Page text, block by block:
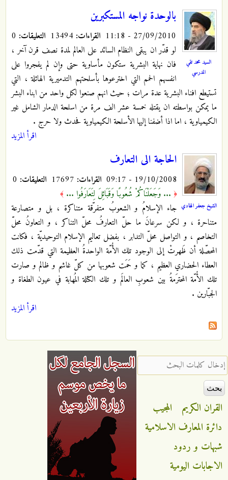
السيد محمد تقي
المدرسي
بالوحدة نواجه المستكبرين
27/09/2010 - 11:18 القراءات: التعليقات:
لو قدّر ان يبقى النظام السائد على العالم لمدة نصف قرن آخر ،
فان نهاية البشرية ستكون مأساوية حتى وإن لم يفجروا على
انفسهم الحمم التي اخترعوها بأسلحتهم التدميرية الهائلة ، التي
تستيطع افناء البشرية عدة مرات ؛ حيث انهم صنعوا لكل واحد من ابناء البشر
ما يمكن بواسطته ان يقتله خمسة عشر الف مرة من اسلحة الدمار الشامل غير
الكيمياوية ، اما اذا أضفنا إليها الأسلحة الكيمياوية فحدث ولا حرج .
اقرأ المزيد
الشيخ جعفر الهادي
الحاجة الى التعارف
19/10/2008 - 09:17 القراءات: التعليقات:
﴿ ... وَجَعَلْنَاكُمْ شُعُوبًا وَقَبَائِلَ لِتَعَارَفُوا ... ﴾
جاء الإسلام‌ُ و الشعوب‌ُ متفرّقة متناکرة ، بل‌ و متصارعة
متناحرة ، و لکن‌ سرعان‌َ ما حل‌ّ التعارف‌ُ محل‌ّ التناکر ، و التعاون‌ُ محل‌ّ
التخاصم‌ ، و التواصل‌ محل‌ّ التدابر ، بفضل‌ تعاليم‌ الإسلام‌ التوحيديّة ، فکانت‌
المحصّلة أن‌ ظَهرت‌ْ إلى الوجود تلك الأُمّة الواحدةُ العظيمة التي‌ قدّمت‌ ذلك
العطاء الحضاري العظيم‌ ، کما و حَمَت‌ شعوبها من‌ کل‌ّ غاشم‌ و ظالم‌ و صارت‌
تلك الأُمّة المحترَمةُ بين‌ شعوب‌ِ العالَم‌ و تلك الکتلة المُهابة في عيون‌ الطغاة و
الجبّارين‌ .
اقرأ المزيد
‏إدخال كلمات البحث ‏
القران الكريم
المجيب
دائرة المعارف الاسلامية
شبهات و ردود
الاجابات اليومية